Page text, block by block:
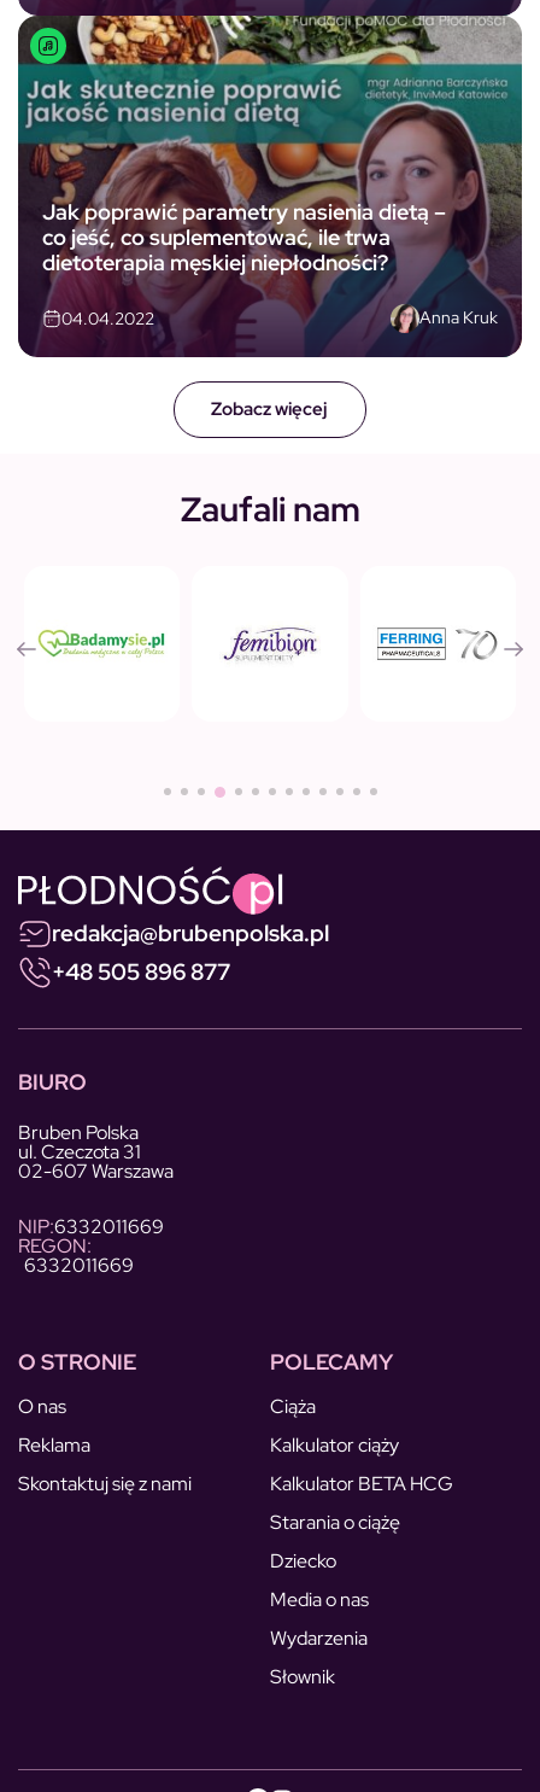
Zobacz więcej
Jak poprawić parametry nasienia dietą –
co jeść, co suplementować, ile trwa
dietoterapia męskiej niepłodności?
04.04.2022 Anna Kruk
Zaufali nam
redakcja@brubenpolska.pl
+48 505 896 877
BIURO
Bruben Polska
ul. Czeczota 31
02-607 Warszawa
NIP:6332011669
REGON:
6332011669
O STRONIE
O nas
Reklama
Skontaktuj się z nami
POLECAMY
Ciąża
Kalkulator ciąży
Kalkulator BETA HCG
Starania o ciążę
Dziecko
Media o nas
Wydarzenia
Słownik